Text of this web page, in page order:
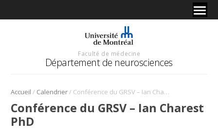
Faculté de médecine
Département de neurosciences
Accueil / Calendrier/ Conférence du GRSV – Ian Charest PhD
Conférence du GRSV – Ian Charest
PhD